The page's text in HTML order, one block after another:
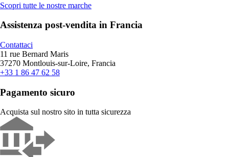
Scopri tutte le nostre marche
Assistenza post-vendita in Francia
Contattaci
11 rue Bernard Maris
37270 Montlouis-sur-Loire, Francia
+33 1 86 47 62 58
Pagamento sicuro
Acquista sul nostro sito in tutta sicurezza